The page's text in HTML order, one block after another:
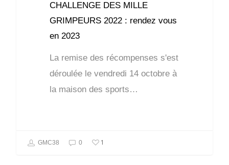
CHALLENGE DES MILLE
GRIMPEURS 2022 : rendez vous
en 2023
La remise des récompenses s'est
déroulée le vendredi 14 octobre à
la maison des sports…
GMC38 0 1